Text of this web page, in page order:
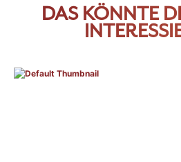
DAS KÖNNTE